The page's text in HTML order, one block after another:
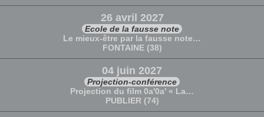
26 avril 2027
Ecole de la fausse note
Le mieux-être par la fausse note…
FONTAINE (38)
04 juin 2027
Projection-conférence
Projection du film 0a'0a' « La…
PUBLIER (74)